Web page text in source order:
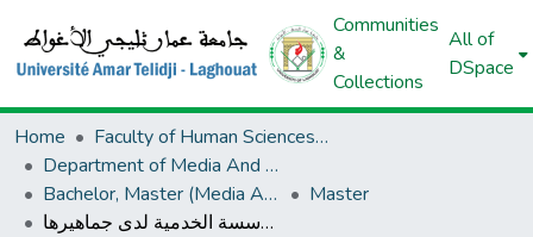
Communities
&
Collections
All of
DSpace
Home
Faculty of Human Sciences And Islamic Sciences And Civilizations
Department of Media And Communication
Bachelor, Master (Media And Communication)
Master
المسؤولية الاجتماعية و دورها في تعزيز صورة المؤسسة الخدمية لدى جماهيرها